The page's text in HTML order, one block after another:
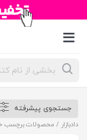
جستجوی
محصولات
جستجوی پیشرفته
دادبازار / محصولات برچسب